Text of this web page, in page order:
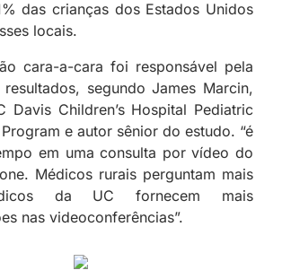
das crianças dos Estados Unidos
locais.
cara-a-cara foi responsável pela
segundo James Marcin,
Davis Children’s Hospital Pediatric
e autor sênior do estudo. “é
em uma consulta por vídeo do
Médicos rurais perguntam mais
da UC fornecem mais
nas videoconferências”.